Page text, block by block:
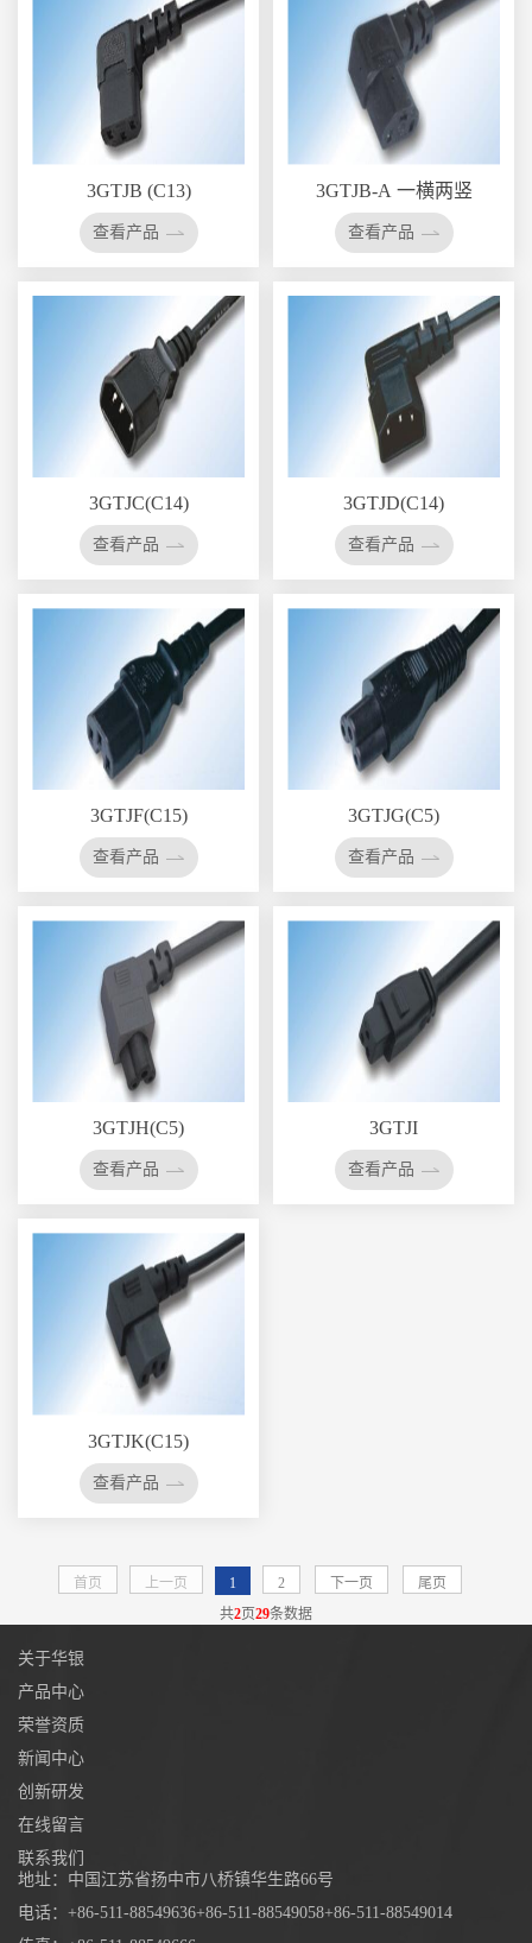
3GTJB (C13)
查看产品
3GTJB-A 一横两竖
查看产品
3GTJC(C14)
查看产品
3GTJD(C14)
查看产品
3GTJF(C15)
查看产品
3GTJG(C5)
查看产品
3GTJH(C5)
查看产品
3GTJI
查看产品
3GTJK(C15)
查看产品
首页 上一页 1 2 下一页
尾页
共2页29条数据
关于华银
产品中心
荣誉资质
新闻中心
创新研发
在线留言
联系我们
地址： 中国江苏省扬中市八桥镇华生路66号
电话： +86-511-88549636+86-511-88549058+86-511-88549014